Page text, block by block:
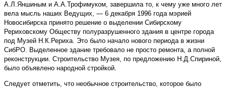
А.Л.Яншиным и А.А.Трофимуком, завершила то, к чему уже много лет
вела мысль наших Ведущих, — 6 декабря 1996 года мэрией
Новосибирска принято решение о выделении Сибирскому
Рериховскому Обществу полуразрушенного здания в центре города
под Музей Н.К.Рериха. Это было начало нового периода в жизни
СибРО. Выделенное здание требовало не просто ремонта, а полной
реконструкции. Строительство Музея, по предложению Н.Д.Спириной,
было объявлено народной стройкой.
Следует отметить, что необычное строительство, которое было